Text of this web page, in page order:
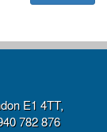
E1 4TT,
782 876